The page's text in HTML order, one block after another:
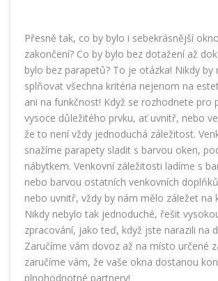
Přesně tak, co by bylo i sebekrásnější
zakončení? Co by bylo bez dotažení až
bylo bez parapetů? To je otázka! Nikdy by
splňovat všechna kritéria nejenom na
ani na funkčnost! Když se rozhodnete pro
vysoce důležitého prvku, ať uvnitř, nebo
že to není vždy jednoduchá záležitost.
snažíme parapety sladit s barvou oken,
nábytkem. Venkovní záležitosti ladíme s
nebo barvou ostatních venkovních
nebo uvnitř, vždy by nám mělo záležet na
Nikdy nebylo tak jednoduché, řešit
zpracování, jako teď, když jste narazili na
Zaručíme vám dovoz až na místo určené
zaručíme vám, že vaše okna dostanou
plnohodnotné partnery!